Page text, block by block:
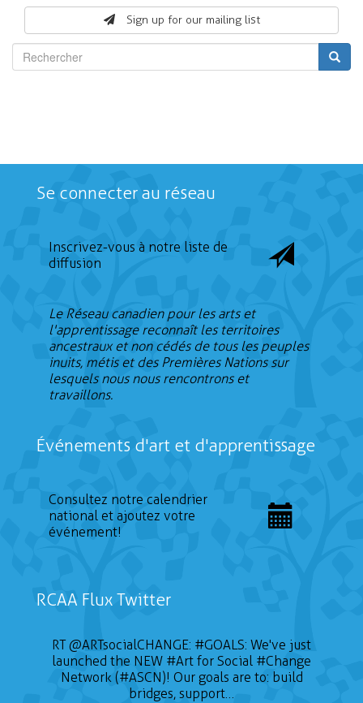
Sign up for our mailing list
form
Se connecter au réseau
Inscrivez-vous à notre liste de
diffusion
Le Réseau canadien pour les arts et
l'apprentissage reconnaît les territoires
ancestraux et non cédés de tous les peuples
inuits, métis et des Premières Nations sur
lesquels nous nous rencontrons et
travaillons.
Événements d'art et d'apprentissage
Consultez notre calendrier
national et ajoutez votre
événement!
RCAA Flux Twitter
RT@ARTsocialCHANGE: #GOALS: We've just
launched the NEW #Art for Social #Change
Network (#ASCN)! Our goals are to: build
bridges, support…